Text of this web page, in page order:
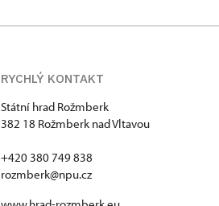
20.00 – 21.30
RYCHLÝ KONTAKT
Státní hrad Rožmberk
382 18 Rožmberk nad Vltavou
+420 380 749 838
rozmberk@npu.cz